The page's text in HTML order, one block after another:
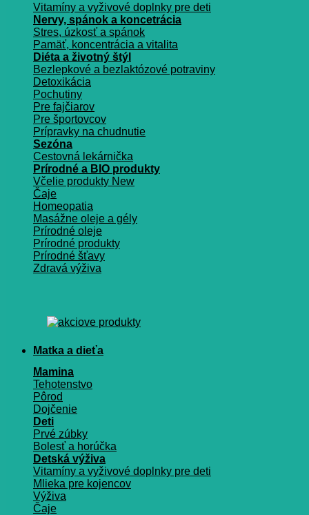
Vitamíny a vyživové doplnky pre deti
Nervy, spánok a koncetrácia
Stres, úzkosť a spánok
Pamäť, koncentrácia a vitalita
Diéta a životný štýl
Bezlepkové a bezlaktózové potraviny
Detoxikácia
Pochutiny
Pre fajčiarov
Pre športovcov
Prípravky na chudnutie
Sezóna
Cestovná lekárnička
Prírodné a BIO produkty
Včelie produkty
Čaje
Homeopatia
Masážne oleje a gély
Prírodné oleje
Prírodné produkty
Prírodné šťavy
Zdravá výživa
Matka a dieťa
Mamina
Tehotenstvo
Pôrod
Dojčenie
Deti
Prvé zúbky
Bolesť a horúčka
Detská výživa
Vitamíny a vyživové doplnky pre deti
Mlieka pre kojencov
Výživa
Čaje